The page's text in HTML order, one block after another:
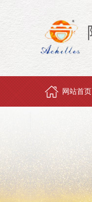
网站首页